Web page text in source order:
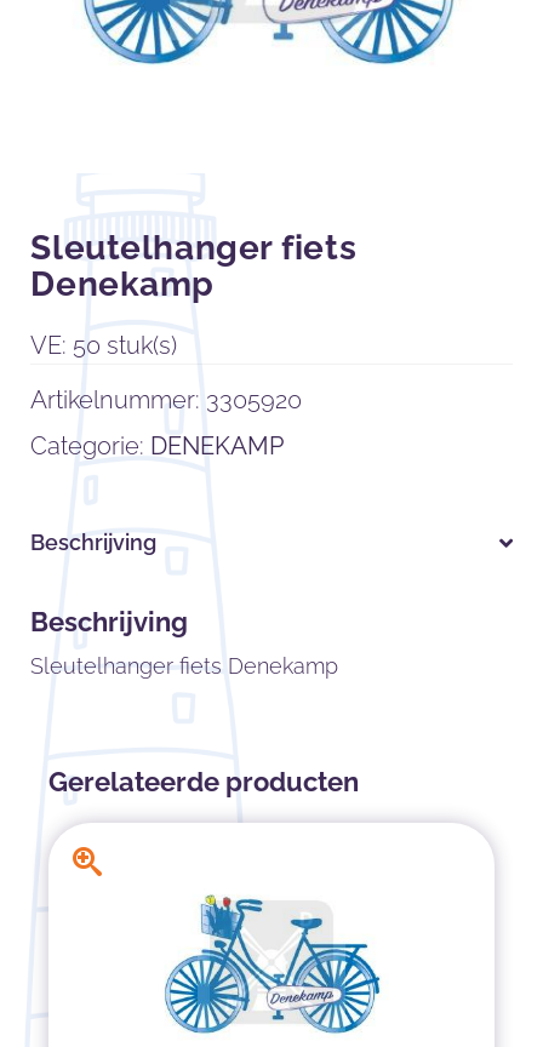
Sleutelhanger fiets
Denekamp
VE: 50 stuk(s)
Artikelnummer: 3305920
Categorie: DENEKAMP
Beschrijving
Beschrijving
Sleutelhanger fiets Denekamp
Gerelateerde producten